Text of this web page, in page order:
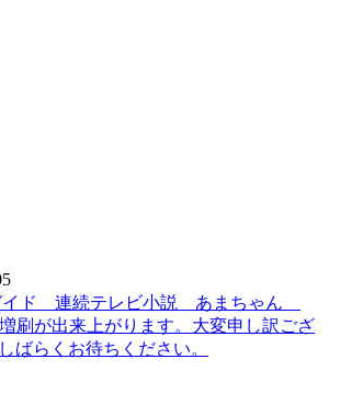
イド 連続テレビ小説 あまちゃん
刷が出来上がります。大変申し訳ござ
ばらくお待ちください。